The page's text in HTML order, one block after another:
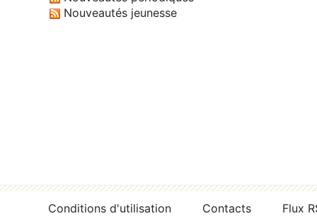
Nouveautés jeunesse
Conditions d'utilisation Contacts
Flux